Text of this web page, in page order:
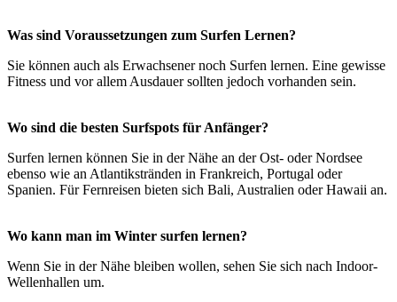
Was sind Voraussetzungen zum Surfen Lernen?
Sie können auch als Erwachsener noch Surfen lernen. Eine gewisse
Fitness und vor allem Ausdauer sollten jedoch vorhanden sein.
Wo sind die besten Surfspots für Anfänger?
Surfen lernen können Sie in der Nähe an der Ost- oder Nordsee
ebenso wie an Atlantikstränden in Frankreich, Portugal oder
Spanien. Für Fernreisen bieten sich Bali, Australien oder Hawaii an.
Wo kann man im Winter surfen lernen?
Wenn Sie in der Nähe bleiben wollen, sehen Sie sich nach Indoor-
Wellenhallen um.